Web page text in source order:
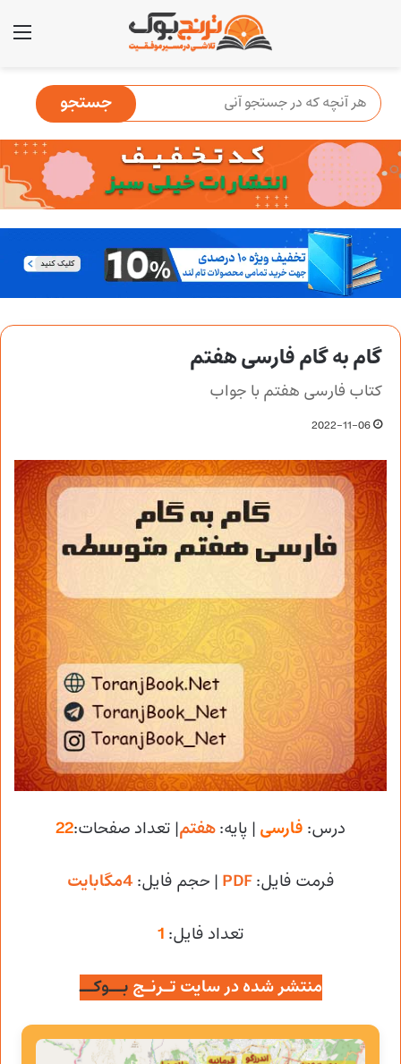
گام به گام فارسی هفتم
کتاب فارسی هفتم با جواب
2022-11-06
درس: فارسی | پایه:هفتم| تعداد صفحات:22
فرمت فایل:PDF | حجم فایل:4مگابایت
تعداد فایل: 1
منتشر شده در سایت تـرنـج بــوکــ